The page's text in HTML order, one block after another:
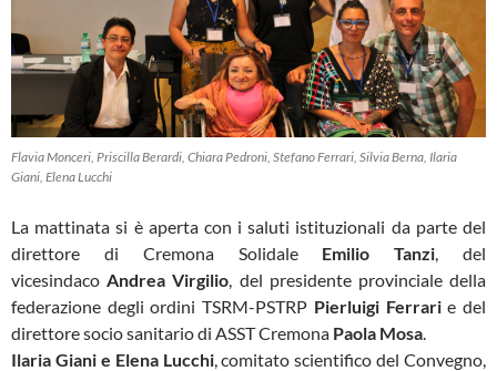
Flavia Monceri, Priscilla Berardi, Chiara Pedroni, Stefano Ferrari, Silvia Berna, Ilaria
Giani, Elena Lucchi
La mattinata si è aperta con i saluti istituzionali da parte del
direttore di Cremona SolidaleEmilio Tanzi , del
vicesindaco Andrea Virgilio , del presidente provinciale della
federazione degli ordini TSRM-PSTRP Pierluigi Ferrarie del
direttore socio sanitario di ASST Cremona Paola Mosa
Ilaria Giani e Elena Lucchi, comitato scientifico del Convegno,